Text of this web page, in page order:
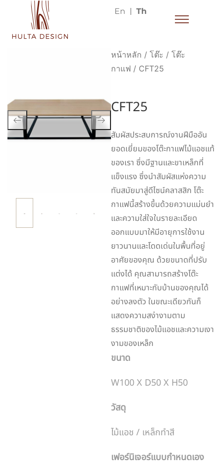
En Th
หน้าหลัก / โต๊ะ / โต๊ะ
กาแฟ / CFT25
CFT25
สัมผัสประสบการณ์งานฝีมืออัน
ยอดเยี่ยมของโต๊ะกาแฟไม้แอชแท้
ของเรา ซึ่งมีฐานและขาเหล็กที่
แข็งแรง ซึ่งนำสัมผัสแห่งความ
ทันสมัยมาสู่ดีไซน์คลาสสิก โต๊ะ
กาแฟนี้สร้างขึ้นด้วยความแม่นยำ
และความใส่ใจในรายละเอียด
ออกแบบมาให้มีอายุการใช้งาน
ยาวนานและโดดเด่นในพื้นที่อยู่
อาศัยของคุณ ด้วยขนาดที่ปรับ
แต่งได้ คุณสามารถสร้างโต๊ะ
กาแฟที่เหมาะกับบ้านของคุณได้
อย่างลงตัว ในขณะเดียวกันก็
แสดงความสง่างามตาม
ธรรมชาติของไม้แอชและความเงา
งามของเหล็ก
ขนาด
W100 X D50 X H50
วัสดุ
ไม้แอช / เหล็กทำสี
เฟอร์นิเจอร์แบบกำหนดเอง